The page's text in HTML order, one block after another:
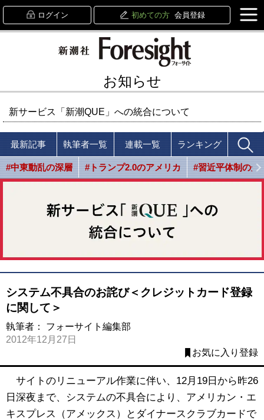
ログイン 初めての方 会員登録
お知らせ
新サービス「新潮QUE」への統合について
最新記事 執筆者一覧 連載一覧 ランキング
#中東動乱の深層 #トランプ2.0のアメリカ #習近平体制の光
システム不具合のお詫び＜クレジットカード登録
に関して＞
執筆者： フォーサイト編集部
2012年12月27日
お気に入り登録
サイトのリニューアル作業に伴い、12月19日から昨26
日深夜まで、システムの不具合により、アメリカン・エ
キスプレス（アメックス）とダイナースクラブカードで